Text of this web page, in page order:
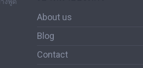
About us
Blog
Contact